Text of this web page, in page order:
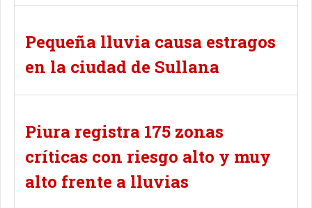
Pequeña lluvia causa estragos
en la ciudad de Sullana
Piura registra 175 zonas
críticas con riesgo alto y muy
alto frente a lluvias